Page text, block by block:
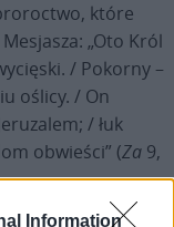
Information
które
„Oto Król
/ Pokorny –
oślicy. / On
/ łuk
obwieści” (Za9,